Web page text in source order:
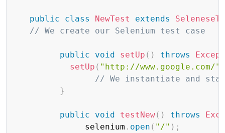
public class NewTest extends
// We create our Selenium test case
public void setUp ( ) throws
setUp ( "http://www.google.com/"
// We instantiate and
}
public void testNew( ) throws
              selenium
. open ( "/" ) ;